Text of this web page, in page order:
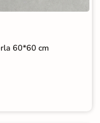
60*60 cm